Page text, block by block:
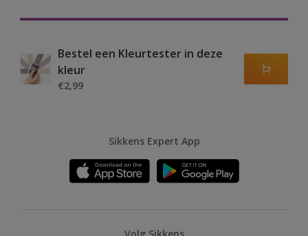
Bestel een Kleurtester in deze
kleur
€2,99
Sikkens Expert App